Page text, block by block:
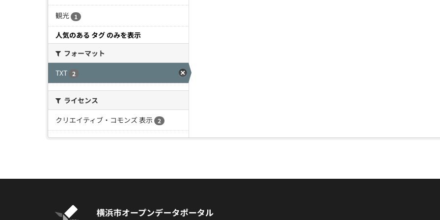
観光 1
人気のある タグ のみを表示
フォーマット
TXT 2
ライセンス
クリエイティブ・コモンズ 表示 2